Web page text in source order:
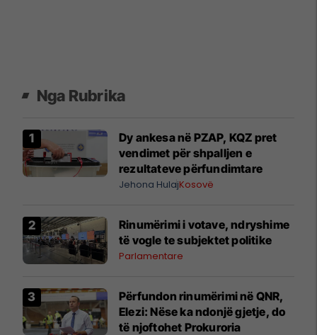
Nga Rubrika
Dy ankesa në PZAP, KQZ pret
vendimet për shpalljen e
rezultateve përfundimtare
Jehona HulajKosovë
Rinumërimi i votave, ndryshime
të vogle te subjektet politike
Parlamentare
​Përfundon rinumërimi në QNR,
Elezi: Nëse ka ndonjë gjetje, do
të njoftohet Prokuroria